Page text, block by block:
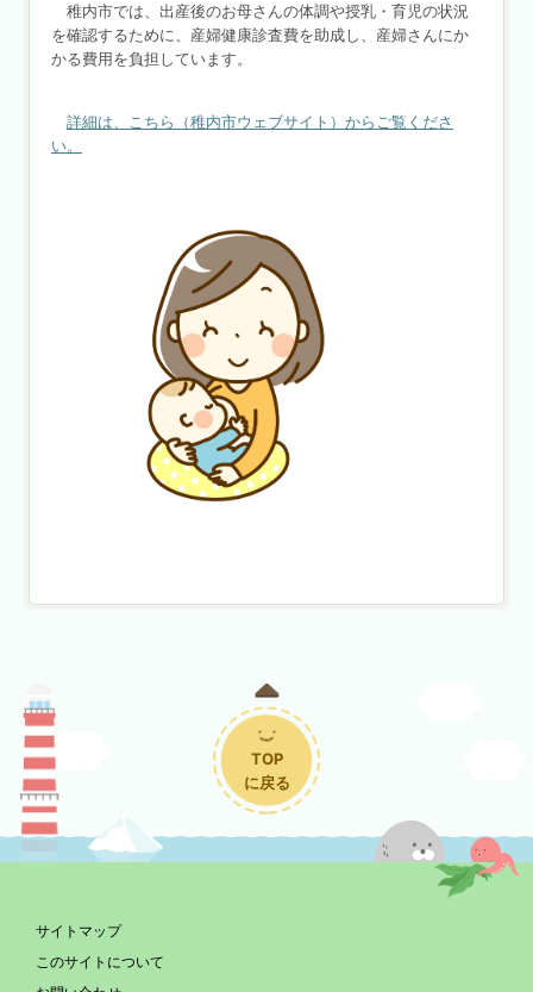
稚内市では、出産後のお母さんの体調や授乳・育児の状況
を確認するために、産婦健康診査費を助成し、産婦さんにか
かる費用を負担しています。
詳細は、こちら（稚内市ウェブサイト）からご覧くださ
い。
TOP
に戻る
サイトマップ
このサイトについて